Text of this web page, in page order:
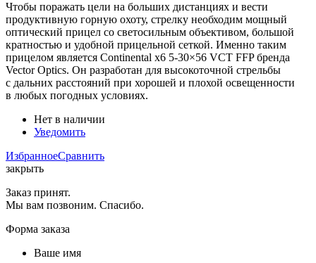
Чтобы поражать цели на больших дистанциях и вести
продуктивную горную охоту, стрелку необходим мощный
оптический прицел со светосильным объективом, большой
кратностью и удобной прицельной сеткой. Именно таким
прицелом является Continental x6 5-30×56 VCT FFP бренда
Vector Optics. Он разработан для высокоточной стрельбы
с дальних расстояний при хорошей и плохой освещенности
в любых погодных условиях.
Нет в наличии
Уведомить
ИзбранноеСравнить
закрыть
Заказ принят.
Мы вам позвоним. Спасибо.
Форма заказа
Ваше имя